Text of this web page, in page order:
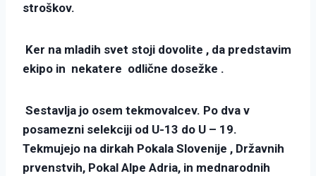
stroškov.
Ker na mladih svet stoji dovolite , da predstavim
ekipo in nekatere odlične dosežke .
Sestavlja jo osem tekmovalcev. Po dva v
posamezni selekciji od U-13 do U – 19.
Tekmujejo na dirkah Pokala Slovenije , Državnih
prvenstvih, Pokal Alpe Adria, in mednarodnih